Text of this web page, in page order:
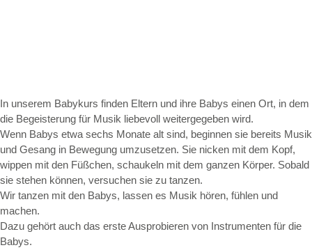
In unserem Babykurs finden Eltern und ihre Babys einen Ort, in dem
die Begeisterung für Musik liebevoll weitergegeben wird.
Wenn Babys etwa sechs Monate alt sind, beginnen sie bereits Musik
und Gesang in Bewegung umzusetzen. Sie nicken mit dem Kopf,
wippen mit den Füßchen, schaukeln mit dem ganzen Körper. Sobald
sie stehen können, versuchen sie zu tanzen.
Wir tanzen mit den Babys, lassen es Musik hören, fühlen und
machen.
Dazu gehört auch das erste Ausprobieren von Instrumenten für die
Babys.